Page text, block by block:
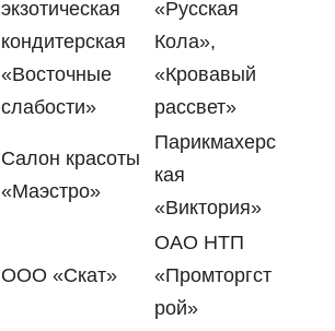
экзотическая
кондитерская
«Восточные
слабости»
«Русская
Кола»,
«Кровавый
рассвет»
Салон красоты
«Маэстро»
Парикмахерс
кая
«Виктория»
ООО «Скат»
ОАО НТП
«Промторгст
рой»